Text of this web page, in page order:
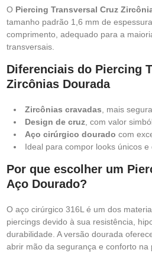
O Piercing Transversal Cruz
tamanho padrão 1,6 mm de
comprimento, adequado para a
transversais.
Diferenciais do Piercing
Zircônias Dourada
Zircônias cravadas , mais
Design de cruz , com valor
Aço cirúrgico dourado com
Ideal para compor looks únicos e
Por que escolher um
Aço Dourado?
O aço cirúrgico 316L é um dos
piercings devido à sua resistência,
durabilidade. A versão dourada
abrir mão da segurança e conforto na